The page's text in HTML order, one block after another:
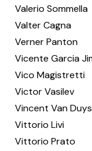
Valerio Sommella
Valter Cagna
Verner Panton
Vicente Garcia
Vico Magistretti
Victor Vasilev
Vincent Van
Vittorio Livi
Vittorio Prato